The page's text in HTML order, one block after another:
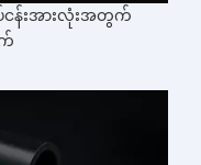
န်းအားလုံးအတွက်